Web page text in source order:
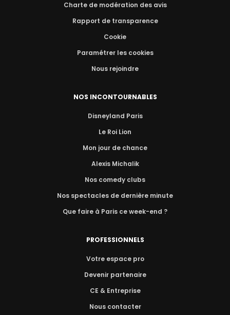
Charte de modération des avis
Rapport de transparence
Cookie
Paramétrer les cookies
Nous rejoindre
NOS INCONTOURNABLES
Disneyland Paris
Le Roi Lion
Mon jour de chance
Alexis Michalik
Nos comedy clubs
Nos spectacles de dernière minute
Que faire à Paris ce week-end ?
PROFESSIONNELS
Votre espace pro
Devenir partenaire
CE & Entreprise
Nous contacter